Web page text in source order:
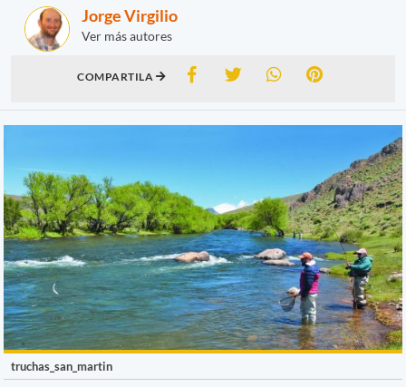
Jorge Virgilio
Ver más autores
COMPARTILA
truchas_san_martin